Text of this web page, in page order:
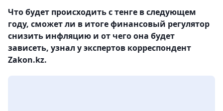
Что будет происходить с тенге в следующем
году, сможет ли в итоге финансовый регулятор
снизить инфляцию и от чего она будет
зависеть, узнал у экспертов корреспондент
Zakon.kz.